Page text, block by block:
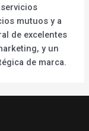
mutuos y a
de excelentes
y un
de marca.